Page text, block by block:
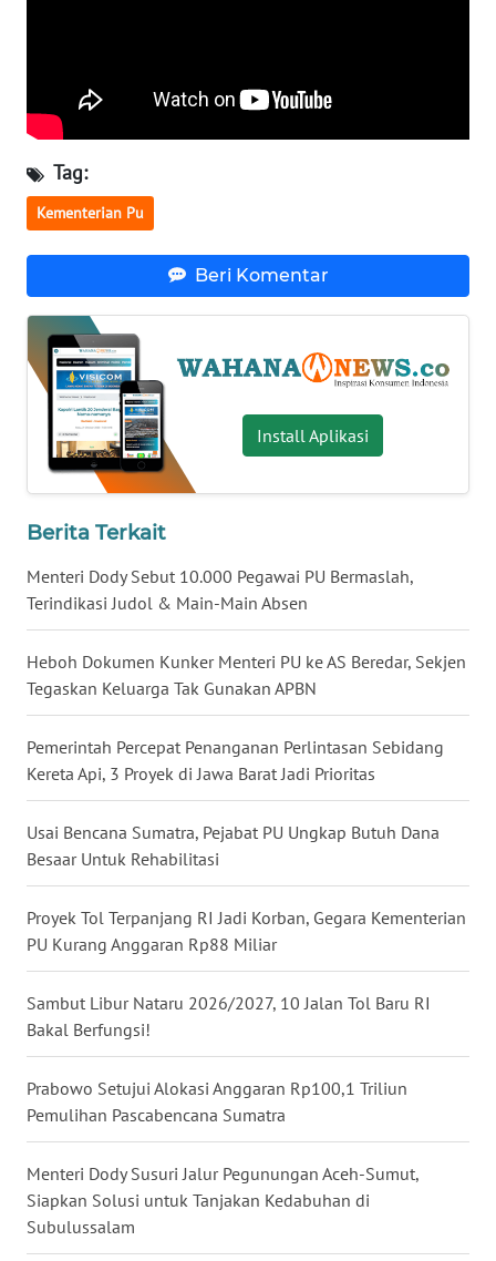
Tag:
Kementerian Pu
Beri Komentar
Install Aplikasi
Berita Terkait
Menteri Dody Sebut 10.000 Pegawai PU Bermaslah,
Terindikasi Judol & Main-Main Absen
Heboh Dokumen Kunker Menteri PU ke AS Beredar, Sekjen
Tegaskan Keluarga Tak Gunakan APBN
Pemerintah Percepat Penanganan Perlintasan Sebidang
Kereta Api, 3 Proyek di Jawa Barat Jadi Prioritas
Usai Bencana Sumatra, Pejabat PU Ungkap Butuh Dana
Besaar Untuk Rehabilitasi
Proyek Tol Terpanjang RI Jadi Korban, Gegara Kementerian
PU Kurang Anggaran Rp88 Miliar
Sambut Libur Nataru 2026/2027, 10 Jalan Tol Baru RI
Bakal Berfungsi!
Prabowo Setujui Alokasi Anggaran Rp100,1 Triliun
Pemulihan Pascabencana Sumatra
Menteri Dody Susuri Jalur Pegunungan Aceh-Sumut,
Siapkan Solusi untuk Tanjakan Kedabuhan di
Subulussalam
WN
SULTENG
WN
WN
WN
SUMBAR
WN
WN
BENGKULU
WN
LAMPUNG
WN
WN
WN
BALI
WN
KALBAR
WN
KALTENG